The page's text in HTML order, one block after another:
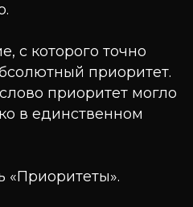
с которого точно
приоритет.
приоритет могло
в единственном
«Приоритеты».